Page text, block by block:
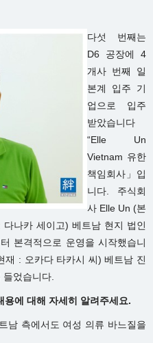
다섯 번째는
D6 공장에 4
개사 번째 일
본계 입주 기
업으로 입주
받았습니다
“Elle Un
Vietnam 유한
책임회사」입
니다. 주식회
사 Elle Un (본
나카 세이고) 베트남 현지 법인
본격적으로 운영을 시작했습니
재 : 오카다 타카시 씨) 베트남 진
었습니다.
용에 대해 자세히 알려주세요.
남 측에서도 여성 의류 바느질을